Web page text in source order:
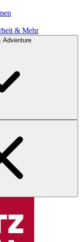
& Mehr
Adventure